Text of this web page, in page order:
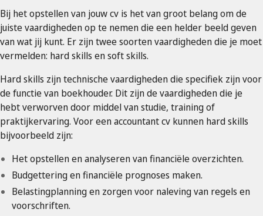
Bij het opstellen van jouw cv is het van groot belang om de
juiste vaardigheden op te nemen die een helder beeld geven
van wat jij kunt. Er zijn twee soorten vaardigheden die je moet
vermelden: hard skills en soft skills.
Hard skills zijn technische vaardigheden die specifiek zijn voor
de functie van boekhouder. Dit zijn de vaardigheden die je
hebt verworven door middel van studie, training of
praktijkervaring. Voor een accountant cv kunnen hard skills
bijvoorbeeld zijn:
Het opstellen en analyseren van financiële overzichten.
Budgettering en financiële prognoses maken.
Belastingplanning en zorgen voor naleving van regels en
voorschriften.